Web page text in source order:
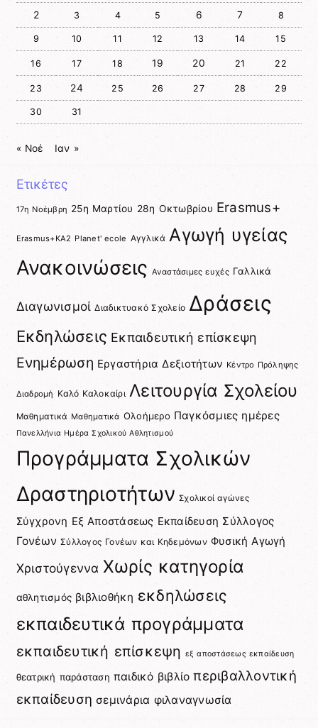
2 3 4 5 6 7 8
9 10 11 12 13 14 15
16 17 18 19 20 21 22
23 24 25 26 27 28 29
30 31
« Νοέ Ιαν »
Ετικέτες
17η Νοέμβρη 25η Μαρτίου 28η Οκτωβρίου Erasmus+
Erasmus+KA2 Planet' ecole Αγγλικά Αγωγή υγείας
Ανακοινώσεις Αναστάσιμες ευχές Γαλλικά
Διαγωνισμοί Διαδικτυακό Σχολείο Δράσεις
Εκδηλώσεις Εκπαιδευτική επίσκεψη
Ενημέρωση Εργαστήρια Δεξιοτήτων Κέντρο Πρόληψης
Διαδρομή Καλό Καλοκαίρι Λειτουργία Σχολείου
Μαθηματικά Μαθηματικά Ολοήμερο Παγκόσμιες ημέρες
Πανελλήνια Ημέρα Σχολικού Αθλητισμού
Προγράμματα Σχολικών
Δραστηριοτήτων Σχολικοί αγώνες
Σύγχρονη Εξ Αποστάσεως Εκπαίδευση Σύλλογος
Γονέων Σύλλογος Γονέων και Κηδεμόνων Φυσική Αγωγή
Χριστούγεννα Χωρίς κατηγορία
αθλητισμός βιβλιοθήκη εκδηλώσεις
εκπαιδευτικά προγράμματα
εκπαιδευτική επίσκεψη εξ αποστάσεως εκπαίδευση
θεατρική παράσταση παιδικό βιβλίο περιβαλλοντική
εκπαίδευση σεμινάρια φιλαναγνωσία